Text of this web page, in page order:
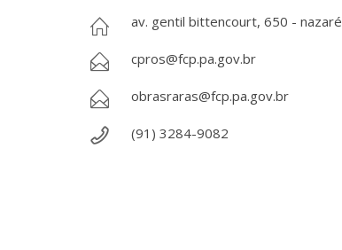
av. gentil bittencourt, 650 - nazaré
cpros@fcp.pa.gov.br
obrasraras@fcp.pa.gov.br
(91) 3284-9082